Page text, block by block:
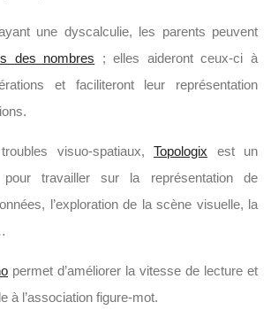
une dyscalculie, les parents peuvent
des nombres ; elles aideront ceux-ci à
et faciliteront leur représentation
visuo-spatiaux, Topologix est un
pour travailler sur la représentation de
l’exploration de la scène visuelle, la
permet d’améliorer la vitesse de lecture et
à l’association figure-mot.